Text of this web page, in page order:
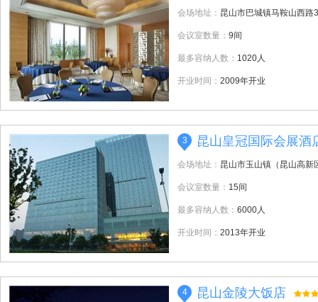
会场地址： 昆山市巴城镇马鞍山西路
会议室数量： 9间
最多容纳人数： 1020人
开业时间： 2009年开业
3 昆山皇冠国际会展酒
会场地址： 昆山市玉山镇（昆山高新
会议室数量： 15间
最多容纳人数： 6000人
开业时间： 2013年开业
4 昆山金陵大饭店